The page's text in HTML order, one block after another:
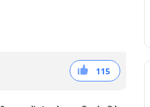
115
38
36
41